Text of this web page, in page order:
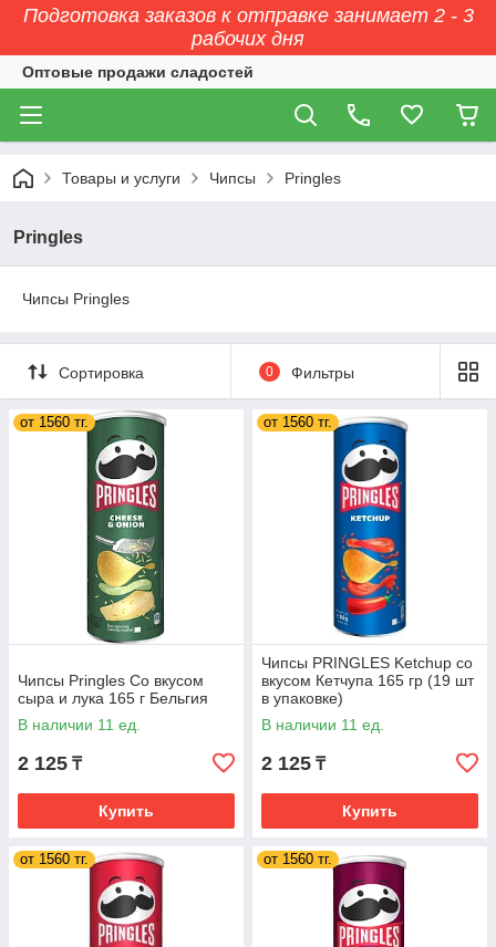
Подготовка заказов к отправке занимает 2 - 3
рабочих дня
Оптовые продажи сладостей
Товары и услуги Чипсы Pringles
Pringles
Чипсы Pringles
Сортировка 0 Фильтры
от 1560 тг.
Чипсы Pringles Со вкусом
сыра и лука 165 г Бельгия
В наличии 11 ед.
2 125 ₸
Купить
от 1560 тг.
Чипсы PRINGLES Ketchup со
вкусом Кетчупа 165 гр (19 шт
в упаковке)
ВЕЛИКОБРИТАНИЯ
В наличии 11 ед.
2 125 ₸
Купить
от 1560 тг. от 1560 тг.